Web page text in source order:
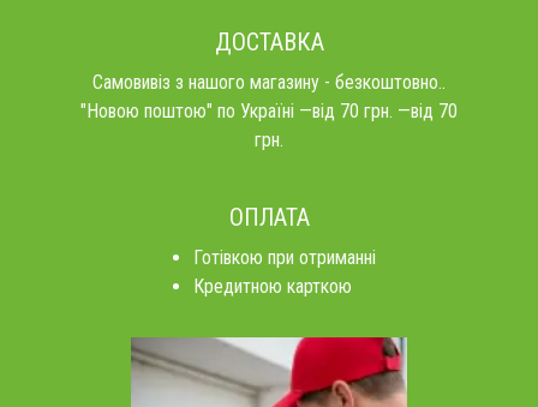
ДОСТАВКА
Самовивіз з нашого магазину - безкоштовно..
"Новою поштою" по Україні —від 70 грн. —від 70
грн.
ОПЛАТА
Готівкою при отриманні
Кредитною карткою